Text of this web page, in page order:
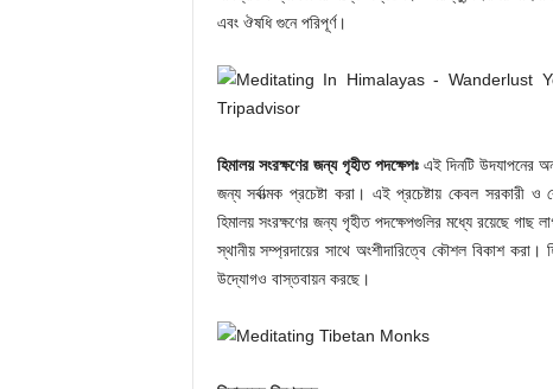
এবং ঔষধি গুনে পরিপূর্ণ।
হিমালয় সংরক্ষণের জন্য গৃহীত পদক্ষেপঃএই দিনটি উদযাপনের
জন্য সর্বাত্মক প্রচেষ্টা করা। এই প্রচেষ্টায় কেবল সরকারী
হিমালয় সংরক্ষণের জন্য গৃহীত পদক্ষেপগুলির মধ্যে রয়েছে গাছ
স্থানীয় সম্প্রদায়ের সাথে অংশীদারিত্বে কৌশল বিকাশ
উদ্যোগও বাস্তবায়ন করছে।